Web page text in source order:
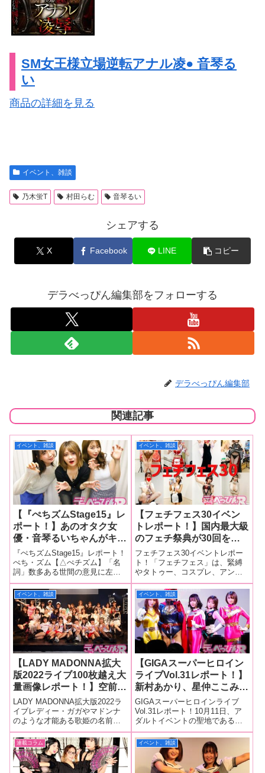
SM女王様立場逆転アナル凌● 音琴る
い
商品の詳細を見る
イベント、雑談
乃木蛍T 村田らむ 音琴るい
シェアする
X Facebook LINE コピー
デラべっぴん編集部をフォローする
デラべっぴん編集部
関連記事
イベント、雑談
【『ぺちズムStage15』レ
ポート！】あのオタク女
優・音琴るいちゃんがキャ
ッキャウフフの女子会を開
催？！宝田もなみちゃん・
乃南ゆいちゃんと一緒に楽
しいゲーム＆トークのレア
回！
『ぺちズムStage15』レポート！
ぺち・ズム【△ぺチズム】「名
詞」数多ある世間の意見に左右
されず、己の好きな人物、アニ
メ、プレイ、その他諸々を徹底
的に慈しみ、「ぺち」さんを生
暖かい愛を持って見つめる様、
またはその思想、イデオロギ
ー。4月2
イベント、雑談
【フェチフェス30イベン
トレポート！】国内最大級
のフェチ祭典が30回を迎
える！ セクシー女優、コ
スプレイヤー、フェティッ
シュモデルが集結し、会場
は熱狂に包まれる！
フェチフェス30イベントレポー
ト！「フェチフェス」は、緊縛
やタトゥー、コスプレ、アンダ
ーグラウンドアートなど、国内
外で高い人気を誇る「ジャパニ
ーズフェチ」の世界を体感でき
るフェティッシュイベントで
す。 その記念すべき第30回目と
なる「フェチ
イベント、雑談
【LADY MADONNA拡大
版2022ライブ100枚越え大
量画像レポート！】空前絶
後！ 総勢29名ものアー
ティストが熱唱！ いまや
アダルト界の国民的行事と
なった最大にして最高のラ
イブが開催！
LADY MADONNA拡大版2022ラ
イブレディー・ガガやマドンナ
のような才能ある歌姫の名前に
あやかったライブイベント
「LADY MADONNA拡大版
2022」が11月24日行われ、セク
シー女優やセクシーアイドルグ
ループら総勢29名が出演
イベント、雑談
【GIGAスーパーヒロイン
ライブVol.31レポート！】
新村あかり、星仲ここみ、
音琴るい、白崎水麗、宮崎
リンが怪人たちに果敢に立
ち向かう！ 肉弾戦の迫力
に観客熱狂！
GIGAスーパーヒロインライブ
Vol.31レポート！10月11日、ア
ダルトイベントの聖地である、
東京・レフカダ新宿で開催され
た「GIGAスーパーヒロインライ
ブVol.31」は、「友情と勇気の闘
い」をテーマに、ヒロイン連合
が怪人たちに挑むアク
連載コラム イベント、雑談